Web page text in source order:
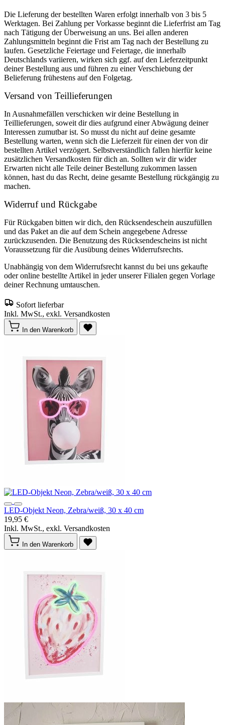
Die Lieferung der bestellten Waren erfolgt innerhalb von 3 bis 5
Werktagen. Bei Zahlung per Vorkasse beginnt die Lieferfrist am Tag
nach Tätigung der Überweisung an uns. Bei allen anderen
Zahlungsmitteln beginnt die Frist am Tag nach der Bestellung zu
laufen. Gesetzliche Feiertage und Feiertage, die innerhalb
Deutschlands variieren, wirken sich ggf. auf den Lieferzeitpunkt
deiner Bestellung aus und führen zu einer Verschiebung der
Belieferung frühestens auf den Folgetag.
Versand von Teillieferungen
In Ausnahmefällen verschicken wir deine Bestellung in
Teillieferungen, soweit dir dies aufgrund einer Abwägung deiner
Interessen zumutbar ist. So musst du nicht auf deine gesamte
Bestellung warten, wenn sich die Lieferzeit für einen der von dir
bestellten Artikel verzögert. Selbstverständlich fallen hierfür keine
zusätzlichen Versandkosten für dich an. Sollten wir dir wider
Erwarten nicht alle Teile deiner Bestellung zukommen lassen
können, hast du das Recht, deine gesamte Bestellung rückgängig zu
machen.
Widerruf und Rückgabe
Für Rückgaben bitten wir dich, den Rücksendeschein auszufüllen
und das Paket an die auf dem Schein angegebene Adresse
zurückzusenden. Die Benutzung des Rücksendescheins ist nicht
Voraussetzung für die Ausübung deines Widerrufsrechts.
Unabhängig von dem Widerrufsrecht kannst du bei uns gekaufte
oder online bestellte Artikel in jeder unserer Filialen gegen Vorlage
deiner Rechnung umtauschen.
Sofort lieferbar
Inkl. MwSt., exkl. Versandkosten
In den Warenkorb
LED-Objekt Neon, Zebra/weiß, 30 x 40 cm
19,95 €
Inkl. MwSt., exkl. Versandkosten
In den Warenkorb